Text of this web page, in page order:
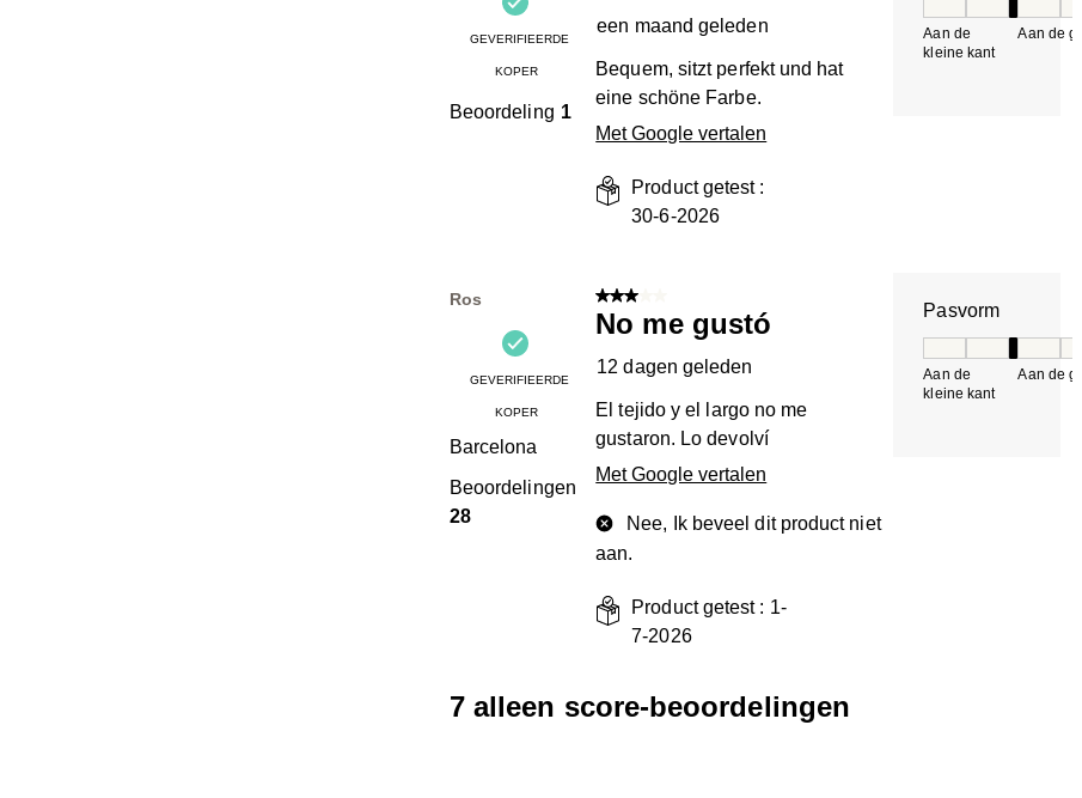
GEVERIFIEERDE
KOPER
Beoordeling 1
een maand geleden
Bequem, sitzt perfekt und hat
eine schöne Farbe.
Met Google vertalen
Product getest :
30-6-2026
Aan de
kleine kant
Aan de
Ros
GEVERIFIEERDE
KOPER
Barcelona
Beoordelingen
28
3 van 5 sterren.
No me gustó
12 dagen geleden
El tejido y el largo no me
gustaron. Lo devolví
Met Google vertalen
Nee, Ik beveel dit product niet
aan.
Product getest : 1-
7-2026
Pasvorm
Aan de
kleine kant
Aan de
7 alleen score-beoordelingen